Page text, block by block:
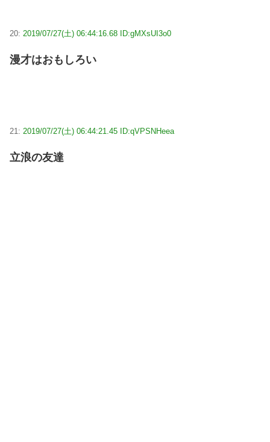
20: 2019/07/27(土) 06:44:16.68 ID:gMXsUI3o0
漫才はおもしろい
21: 2019/07/27(土) 06:44:21.45 ID:qVPSNHeea
立浪の友達